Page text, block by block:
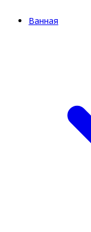
Ванная